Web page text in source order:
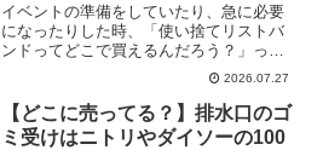
イベントの準備をしていたり、急に必要
になったりした時、「使い捨てリストバ
ンドってどこで買えるんだろう？」って
思ったことありませんか？私も先日、ち
ょっとしたイベントで使うことになっ
て、どこに売ってるのか気になって探し
回りました。こういうのって...
2026.07.27
【どこに売ってる？】排水口のゴ
ミ受けはニトリやダイソーの100